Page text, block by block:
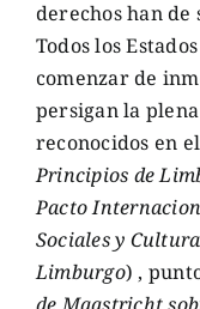
derechos han de
Todos los
comenzar de
persigan la
reconocidos en
Principios de
Pacto
Sociales y
Limburgo) ,